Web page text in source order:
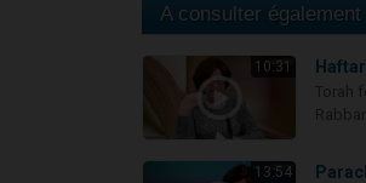
A consulter également
10:31
13:54